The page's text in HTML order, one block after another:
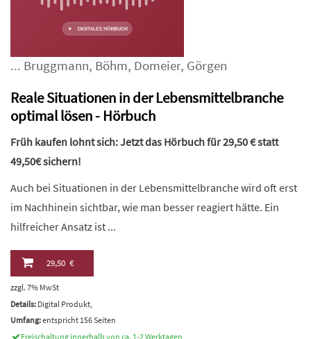
... Bruggmann, Böhm, Domeier, Görgen
Reale Situationen in der Lebensmittelbranche
optimal lösen - Hörbuch
Früh kaufen lohnt sich: Jetzt das Hörbuch für 29,50 € statt
49,50€ sichern!
Auch bei Situationen in der Lebensmittelbranche wird oft erst
im Nachhinein sichtbar, wie man besser reagiert hätte. Ein
hilfreicher Ansatz ist ...
29,50 €
zzgl. 7% MwSt
Details: Digital Produkt,
Umfang:entspricht 156 Seiten
Freischaltung innerhalb von ca. 1-2 Werktagen